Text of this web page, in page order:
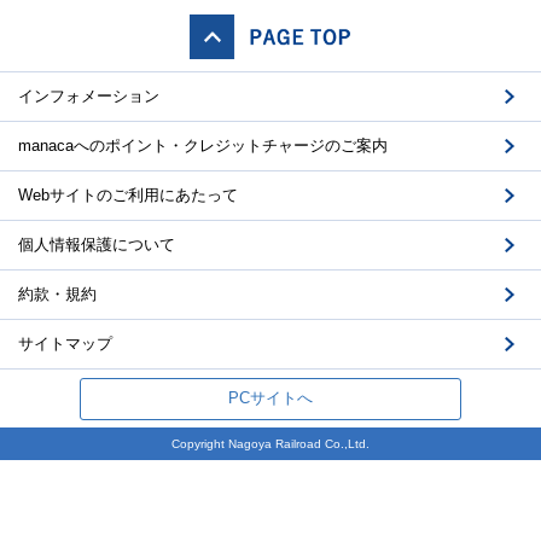
インフォメーション
manacaへのポイント・クレジットチャージのご案内
Webサイトのご利用にあたって
個人情報保護について
約款・規約
サイトマップ
PCサイトへ
Copyright Nagoya Railroad Co.,Ltd.